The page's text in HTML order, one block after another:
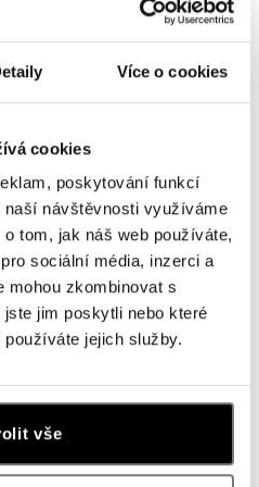
Více o cookies
cookies
poskytování funkcí
návštěvnosti využíváme
tom, jak náš web používáte,
sociální média, inzerci a
mohou zkombinovat s
jim poskytli nebo které
jejich služby.
vše
Slovensko
Košice
869 485